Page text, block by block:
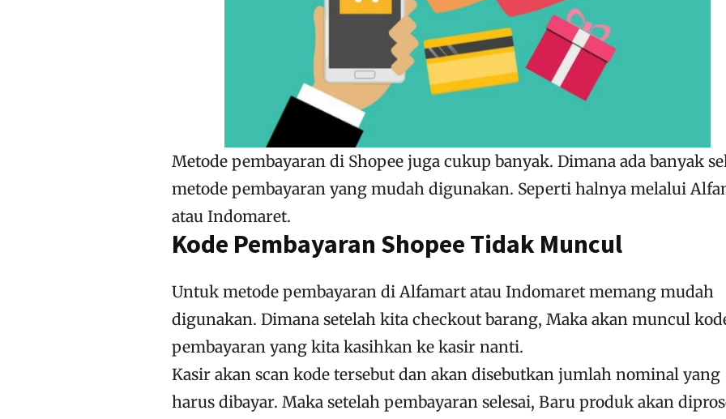
Metode pembayaran di Shopee juga cukup banyak. Dimana ada banyak
metode pembayaran yang mudah digunakan. Seperti halnya melalui
atau Indomaret.
Kode Pembayaran Shopee Tidak Muncul
Untuk metode pembayaran di Alfamart atau Indomaret memang mudah
digunakan. Dimana setelah kita checkout barang, Maka akan muncul
pembayaran yang kita kasihkan ke kasir nanti.
Kasir akan scan kode tersebut dan akan disebutkan jumlah nominal yang
harus dibayar. Maka setelah pembayaran selesai, Baru produk akan